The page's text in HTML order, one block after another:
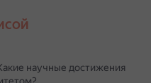
научные достижения